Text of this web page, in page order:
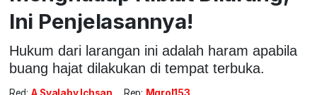
Ini Penjelasannya!
Hukum dari larangan ini adalah haram apabila
buang hajat dilakukan di tempat terbuka.